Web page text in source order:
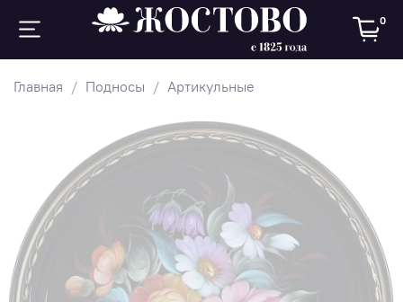
0
Главная Подносы Артикульные